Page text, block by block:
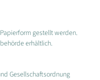
gestellt werden.
erhältlich.
Gesellschaftsordnung